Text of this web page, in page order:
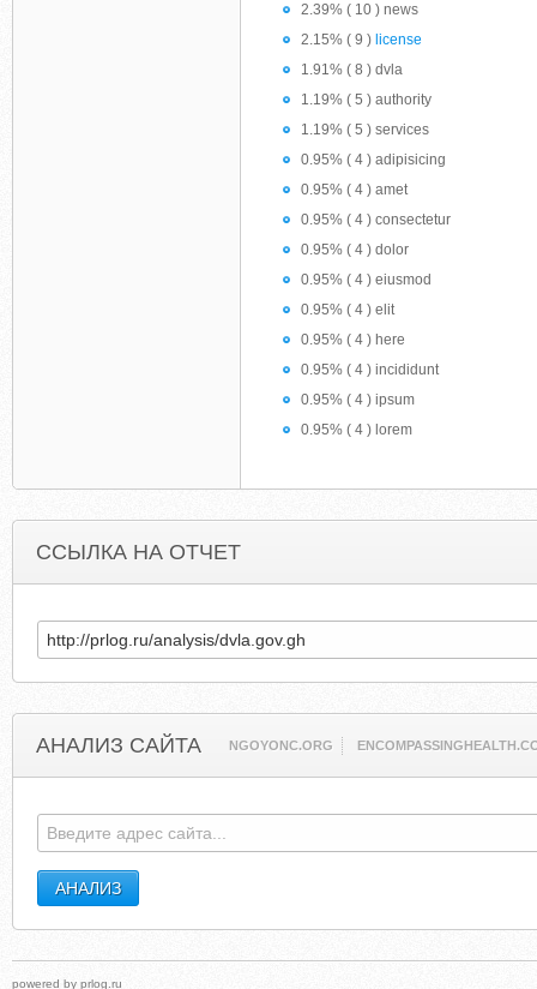
2.39% ( 10 ) news
2.15% ( 9 ) license
1.91% ( 8 ) dvla
1.19% ( 5 ) authority
1.19% ( 5 ) services
0.95% ( 4 ) adipisicing
0.95% ( 4 ) amet
0.95% ( 4 ) consectetur
0.95% ( 4 ) dolor
0.95% ( 4 ) eiusmod
0.95% ( 4 ) elit
0.95% ( 4 ) here
0.95% ( 4 ) incididunt
0.95% ( 4 ) ipsum
0.95% ( 4 ) lorem
ССЫЛКА НА ОТЧЕТ
АНАЛИЗ САЙТА NGOYONC.ORG
powered by prlog.ru